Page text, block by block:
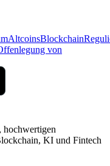
AltcoinsBlockchain
von
hochwertigen
KI und Fintech